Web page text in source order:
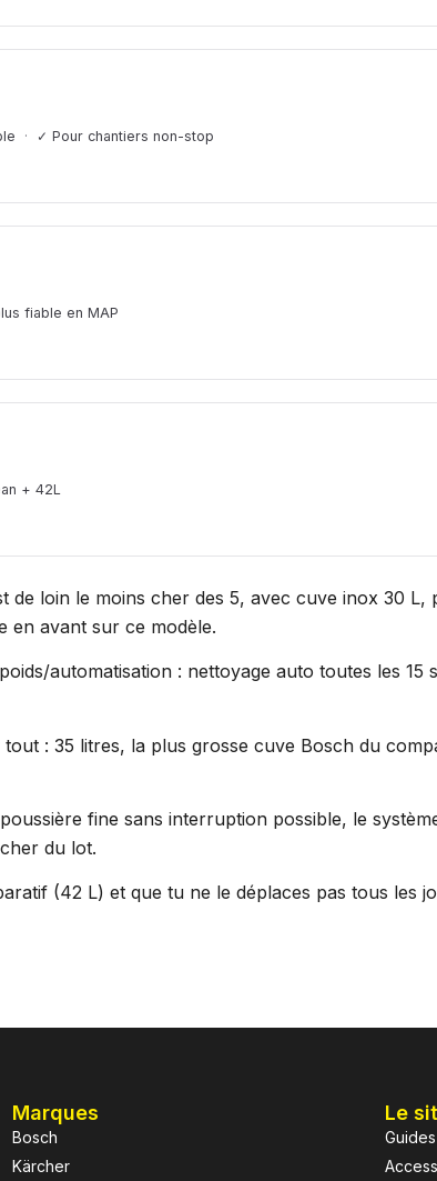
✓ Pour chantiers non-stop
fiable en MAP
+ 42L
loin le moins cher des 5, avec cuve inox 30 L,
en avant sur ce modèle.
automatisation : nettoyage auto toutes les 15
: 35 litres, la plus grosse cuve Bosch du
fine sans interruption possible, le
du lot.
(42 L) et que tu ne le déplaces pas tous les
Marques
Bosch
Kärcher
Le